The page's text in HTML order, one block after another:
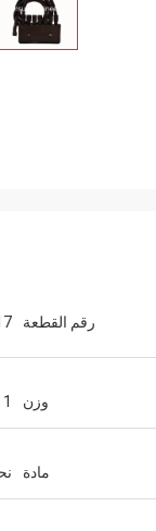
رقم القطعة
وزن 1 كجم
مادة